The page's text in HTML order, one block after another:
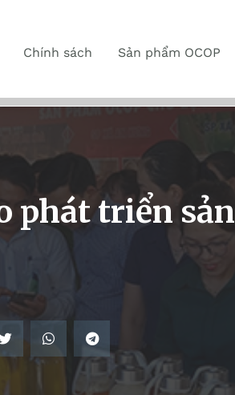
Chính sách Sản phẩm OCOP
phát triển sản